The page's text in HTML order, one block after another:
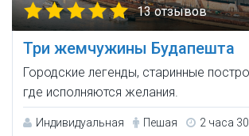
13 отзывов
Три жемчужины Будапешта
Городские легенды, старинные
где исполняются желания.
Индивидуальная Пешая 2 часа